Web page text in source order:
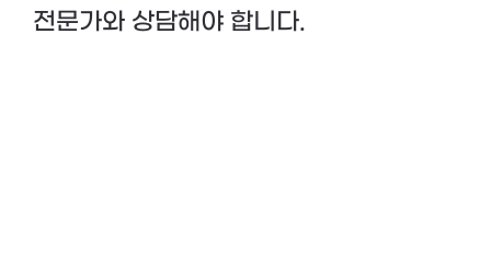
전문가와 상담해야 합니다.